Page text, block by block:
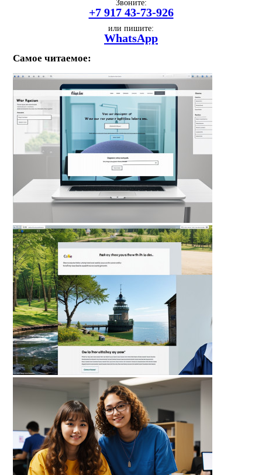
Звоните:
+7 917 43-73-926
или пишите:
WhatsApp
Самое читаемое: